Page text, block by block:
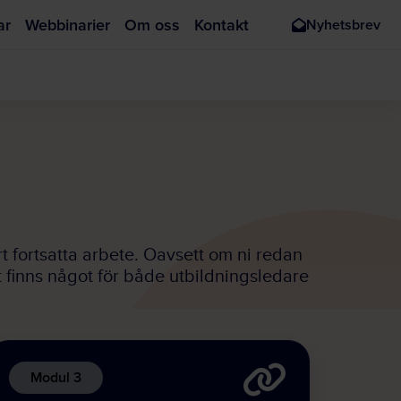
Webbinarier Om oss Kontakt Nyhetsbrev
fortsatta arbete. Oavsett om ni redan
något för både utbildningsledare
Modul 3